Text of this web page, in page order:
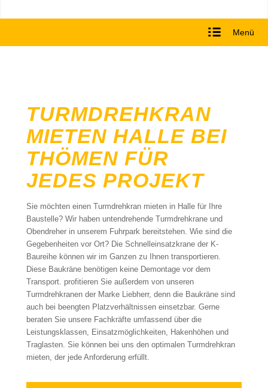
Menü
TURMDREHKRAN
MIETEN HALLE BEI
THÖMEN FÜR
JEDES PROJEKT
Sie möchten einen Turmdrehkran mieten in Halle für Ihre
Baustelle? Wir haben untendrehende Turmdrehkrane und
Obendreher in unserem Fuhrpark bereitstehen. Wie sind die
Gegebenheiten vor Ort? Die Schnelleinsatzkrane der K-
Baureihe können wir im Ganzen zu Ihnen transportieren.
Diese Baukräne benötigen keine Demontage vor dem
Transport. profitieren Sie außerdem von unseren
Turmdrehkranen der Marke Liebherr, denn die Baukräne sind
auch bei beengten Platzverhältnissen einsetzbar. Gerne
beraten Sie unsere Fachkräfte umfassend über die
Leistungsklassen, Einsatzmöglichkeiten, Hakenhöhen und
Traglasten. Sie können bei uns den optimalen Turmdrehkran
mieten, der jede Anforderung erfüllt.